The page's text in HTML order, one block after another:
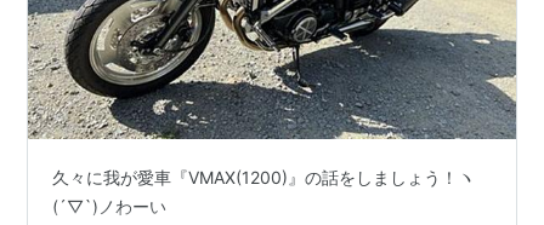
久々に我が愛車『VMAX(1200)』の話をしましょう！ヽ
(´▽`)ノわーい